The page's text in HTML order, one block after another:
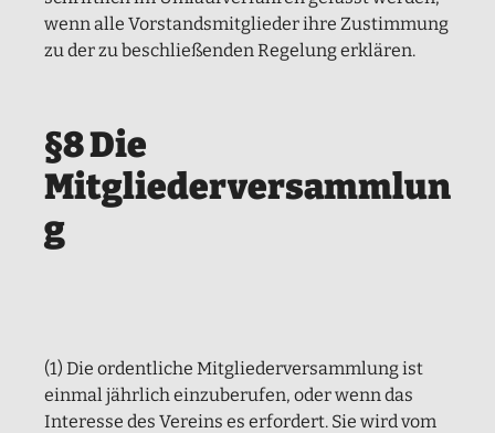
wenn alle Vorstandsmitglieder ihre Zustimmung
zu der zu beschließenden Regelung erklären.
§8 Die
Mitgliederversammlun
g
(1) Die ordentliche Mitgliederversammlung ist
einmal jährlich einzuberufen, oder wenn das
Interesse des Vereins es erfordert. Sie wird vom